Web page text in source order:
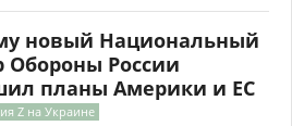
новый Национальный
Обороны России
планы Америки и ЕС
Z на Украине